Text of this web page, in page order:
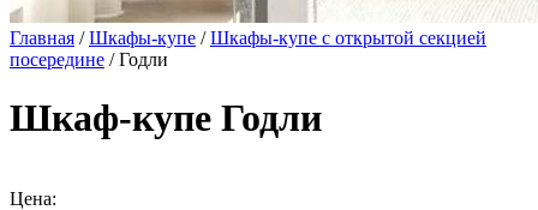
Главная /Шкафы-купе /Шкафы-купе с открытой секцией
посередине / Годли
Шкаф-купе Годли
Цена: